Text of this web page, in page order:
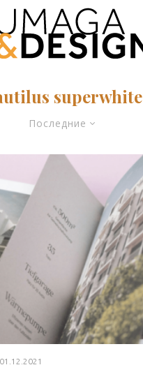
superwhite
Последние
01.12.2021